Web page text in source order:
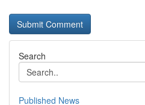
Search
Published News